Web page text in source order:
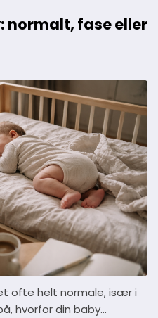
normalt, fase eller
ofte helt normale, især i
hvorfor din baby…